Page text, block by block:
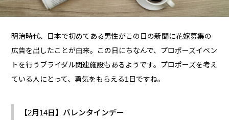
明治時代、日本で初めてある男性がこの日の新聞に花嫁募集の
広告を出したことが由来。この日にちなんで、プロポーズイベン
トを行うブライダル関連施設もあるようです。プロポーズを考え
ている人にとって、勇気をもらえる1日ですね。
【2月14日】バレンタインデー